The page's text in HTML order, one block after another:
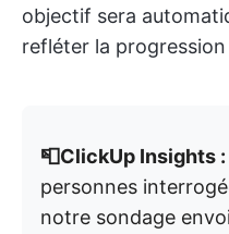
objectif sera
refléter la progression
📮ClickUp Insights :
personnes
notre sondage